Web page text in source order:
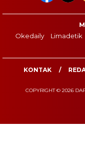
Okedaily
Limadetik
KONTAK
COPYRIGHT © 2026